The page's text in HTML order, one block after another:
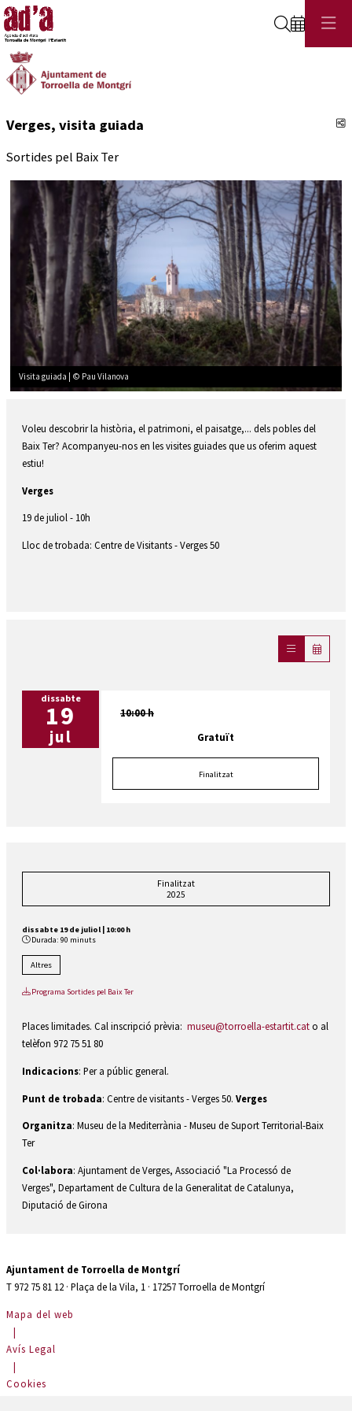
Cerca
Verges, visita guiada
Sortides pel Baix Ter
Visita guiada | © Pau Vilanova
Voleu descobrir la història, el patrimoni, el paisatge,... dels pobles del
Baix Ter? Acompanyeu-nos en les visites guiades que us oferim aquest
estiu!
Verges
19 de juliol - 10h
Lloc de trobada: Centre de Visitants - Verges 50
dissabte
19
jul
10:00 h
Gratuït
Finalitzat
Finalitzat
2025
dissabte 19 de juliol | 10:00 h
Durada: 90 minuts
Altres
Programa Sortides pel Baix Ter
Places limitades. Cal inscripció prèvia: museu@torroella-estartit.cato al
telèfon 972 75 51 80
Indicacions: Per a públic general.
Punt de trobada: Centre de visitants - Verges 50. Verges
Organitza: Museu de la Mediterrània - Museu de Suport Territorial-Baix
Ter
Col·labora: Ajuntament de Verges, Associació "La Processó de
Verges", Departament de Cultura de la Generalitat de Catalunya,
Diputació de Girona
Ajuntament de Torroella de Montgrí
T 972 75 81 12 · Plaça de la Vila, 1 · 17257 Torroella de Montgrí
Mapa del web
|
Avís Legal
|
Cookies